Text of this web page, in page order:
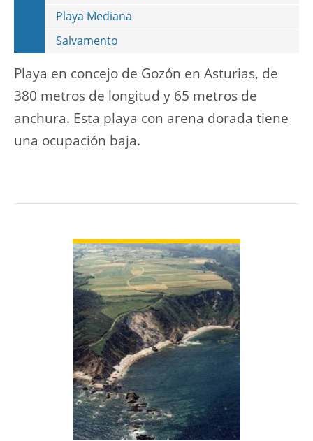
Playa Mediana
Salvamento
Playa en concejo de Gozón en Asturias, de
380 metros de longitud y 65 metros de
anchura. Esta playa con arena dorada tiene
una ocupación baja.